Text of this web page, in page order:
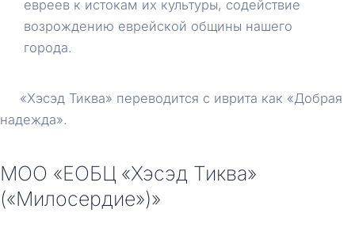
евреев к истокам их культуры, содействие
возрождению еврейской общины нашего
города.
«Хэсэд Тиква» переводится с иврита как «Добрая
надежда».
МОО «ЕОБЦ «Хэсэд Тиква»
(«Милосердие»)»